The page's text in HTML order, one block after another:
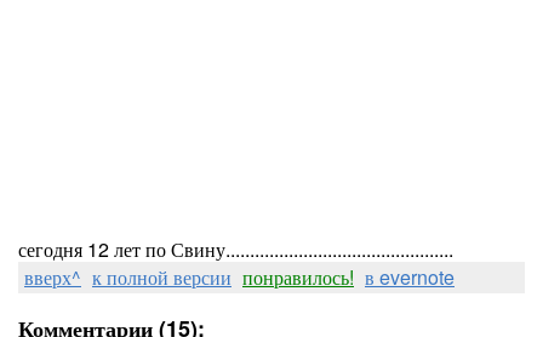
сегодня 12 лет по Свину...............................................
вверх^ к полной версии понравилось! в evernote
Комментарии (15):